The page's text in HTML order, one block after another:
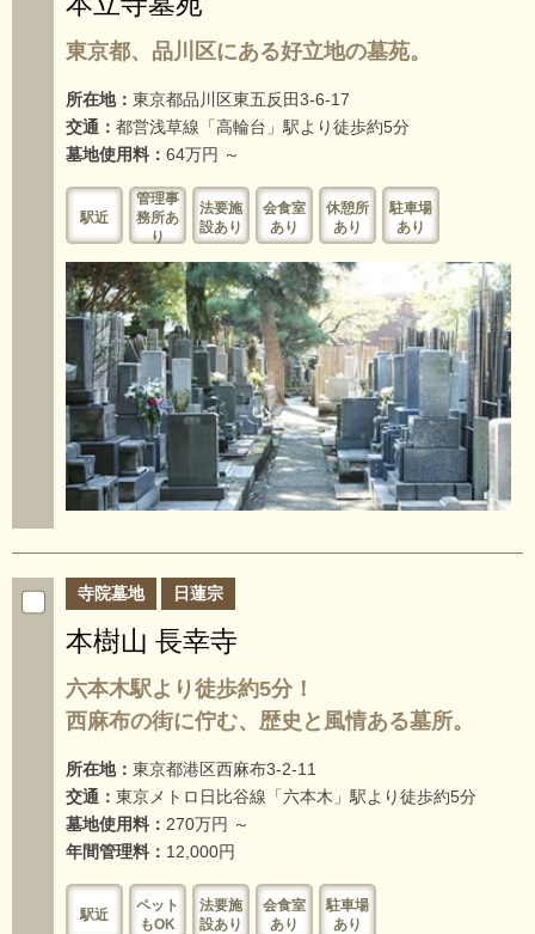
東京都、品川区にある好立地の墓苑。
所在地： 東京都品川区東五反田3-6-17
交通： 都営浅草線「高輪台」駅より徒歩約5分
墓地使用料： 64万円 ～
駅近
管理事
務所あ
り
法要施
設あり
会食室
あり
休憩所
あり
駐車場
あり
寺院墓地 日蓮宗
本樹山 長幸寺
六本木駅より徒歩約5分！
西麻布の街に佇む、歴史と風情ある墓所。
所在地： 東京都港区西麻布3-2-11
交通： 東京メトロ日比谷線「六本木」駅より徒歩約5分
墓地使用料： 270万円 ～
年間管理料： 12,000円
駅近
ペット
もOK
法要施
設あり
会食室
あり
駐車場
あり